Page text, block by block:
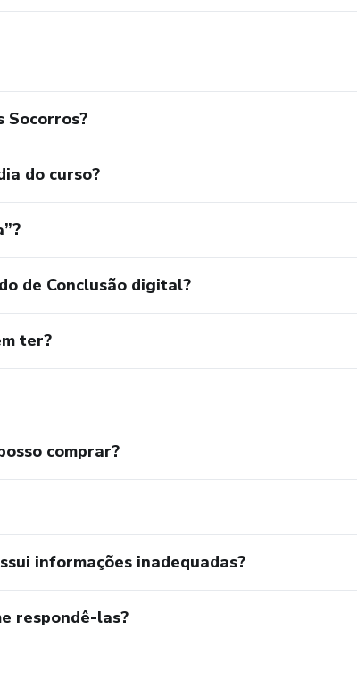
Socorros?
do curso?
de Conclusão digital?
ter?
comprar?
informações inadequadas?
respondê-las?